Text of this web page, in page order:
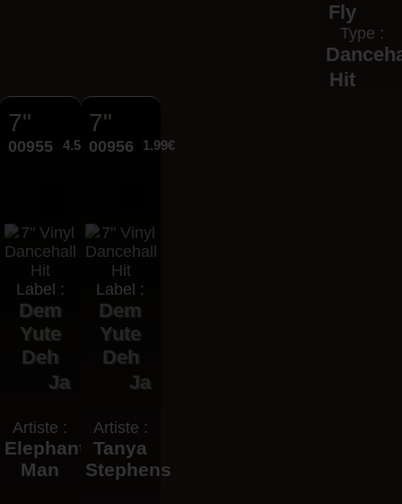
Fly
Type :
Hit
7"
00955 4.50€
Label :
Dem
Yute
Deh
Ja
Artiste :
Elephant
Man
7"
00956 1.99€
Label :
Dem
Yute
Deh
Ja
Artiste :
Tanya
Stephens